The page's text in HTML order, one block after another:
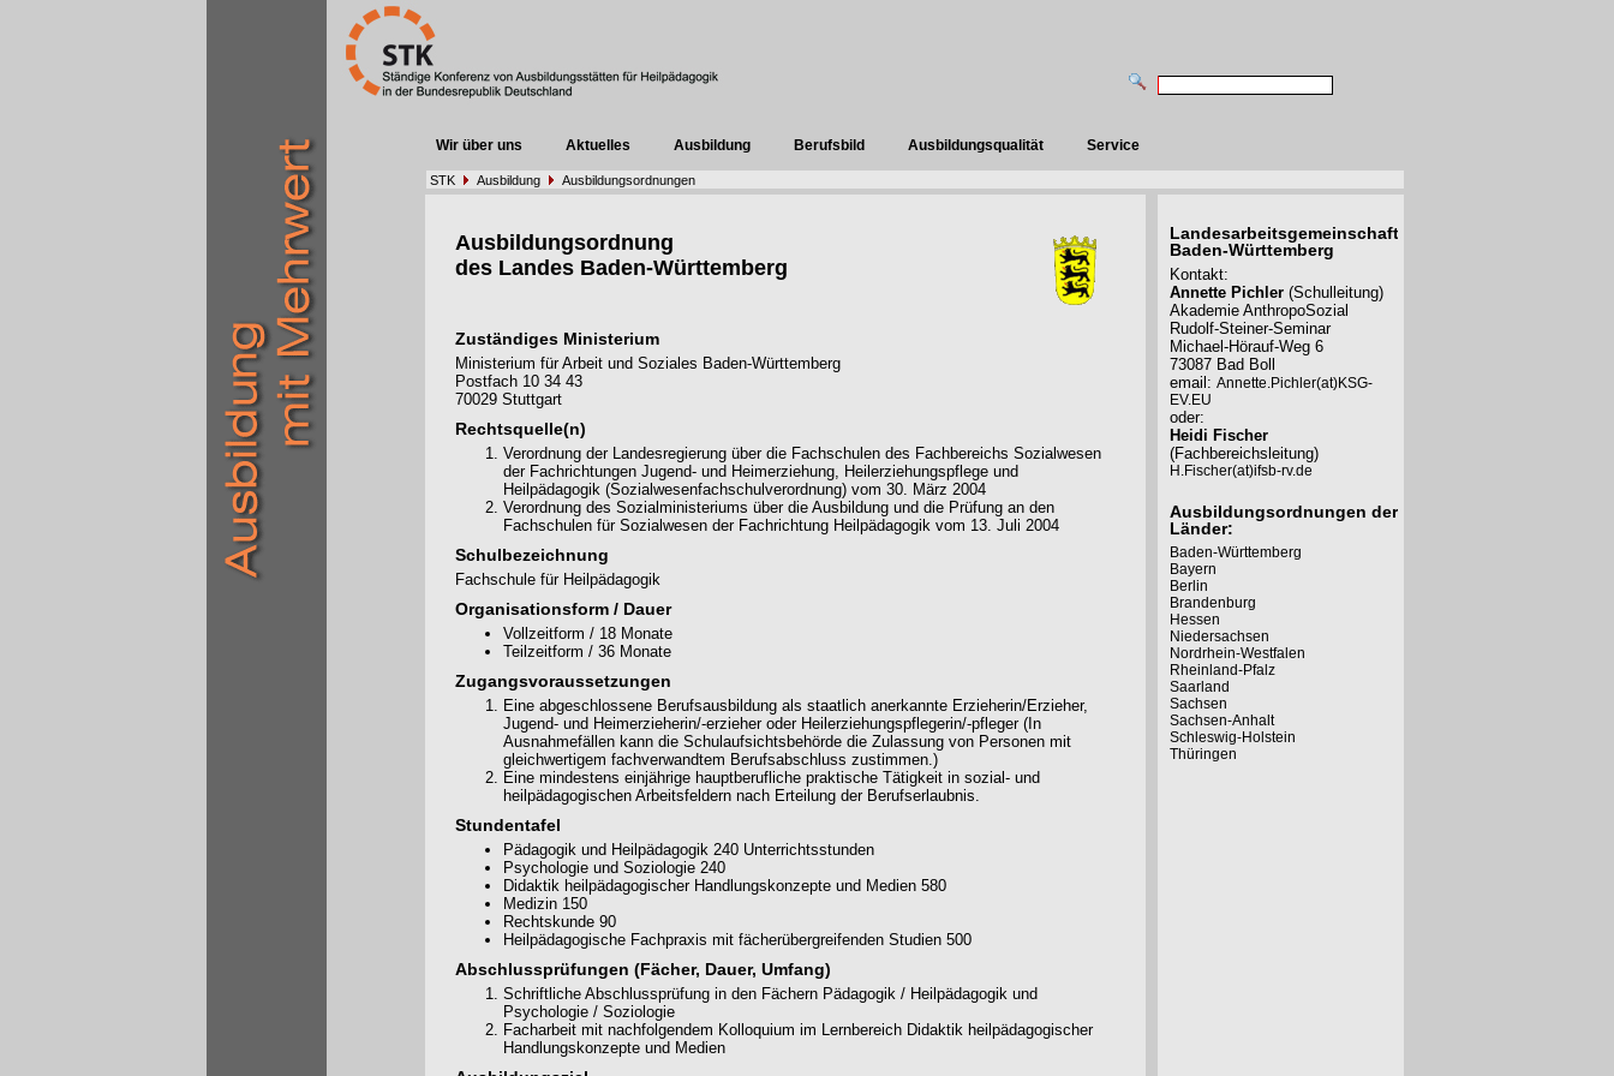
Wir über uns Aktuelles Ausbildung Berufsbild Ausbildungsqualität Service
STK Ausbildung Ausbildungsordnungen
Ausbildungsordnung
des Landes Baden-Württemberg
Zuständiges Ministerium
Ministerium für Arbeit und Soziales Baden-Württemberg
Postfach 10 34 43
70029 Stuttgart
Rechtsquelle(n)
Verordnung der Landesregierung über die Fachschulen des Fachbereichs Sozialwesen
der Fachrichtungen Jugend- und Heimerziehung, Heilerziehungspflege und
Heilpädagogik (Sozialwesenfachschulverordnung) vom 30. März 2004
Verordnung des Sozialministeriums über die Ausbildung und die Prüfung an den
Fachschulen für Sozialwesen der Fachrichtung Heilpädagogik vom 13. Juli 2004
Schulbezeichnung
Fachschule für Heilpädagogik
Organisationsform / Dauer
Vollzeitform / 18 Monate
Teilzeitform / 36 Monate
Zugangsvoraussetzungen
Eine abgeschlossene Berufsausbildung als staatlich anerkannte Erzieherin/Erzieher,
Jugend- und Heimerzieherin/-erzieher oder Heilerziehungspflegerin/-pfleger (In
Ausnahmefällen kann die Schulaufsichtsbehörde die Zulassung von Personen mit
gleichwertigem fachverwandtem Berufsabschluss zustimmen.)
Eine mindestens einjährige hauptberufliche praktische Tätigkeit in sozial- und
heilpädagogischen Arbeitsfeldern nach Erteilung der Berufserlaubnis.
Stundentafel
Pädagogik und Heilpädagogik 240 Unterrichtsstunden
Psychologie und Soziologie 240
Didaktik heilpädagogischer Handlungskonzepte und Medien 580
Medizin 150
Rechtskunde 90
Heilpädagogische Fachpraxis mit fächerübergreifenden Studien 500
Abschlussprüfungen (Fächer, Dauer, Umfang)
Schriftliche Abschlussprüfung in den Fächern Pädagogik / Heilpädagogik und
Psychologie / Soziologie
Facharbeit mit nachfolgendem Kolloquium im Lernbereich Didaktik heilpädagogischer
Handlungskonzepte und Medien
Landesarbeitsgemeinschaft
Baden-Württemberg
Kontakt:
Annette Pichler (Schulleitung)
Akademie AnthropoSozial
Rudolf-Steiner-Seminar
Michael-Hörauf-Weg 6
73087 Bad Boll
email: Annette.Pichler(at)KSG-
EV.EU
oder:
Heidi Fischer
(Fachbereichsleitung)
H.Fischer(at)ifsb-rv.de
Ausbildungsordnungen der
Länder:
Baden-Württemberg
Bayern
Berlin
Brandenburg
Hessen
Niedersachsen
Nordrhein-Westfalen
Rheinland-Pfalz
Saarland
Sachsen
Sachsen-Anhalt
Schleswig-Holstein
Thüringen